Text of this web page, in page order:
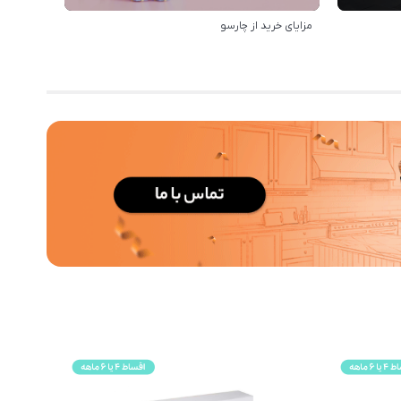
مزایای خرید از چارسو